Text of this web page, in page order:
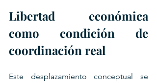
Libertad económica
como condición de
coordinación real
Este desplazamiento conceptual se